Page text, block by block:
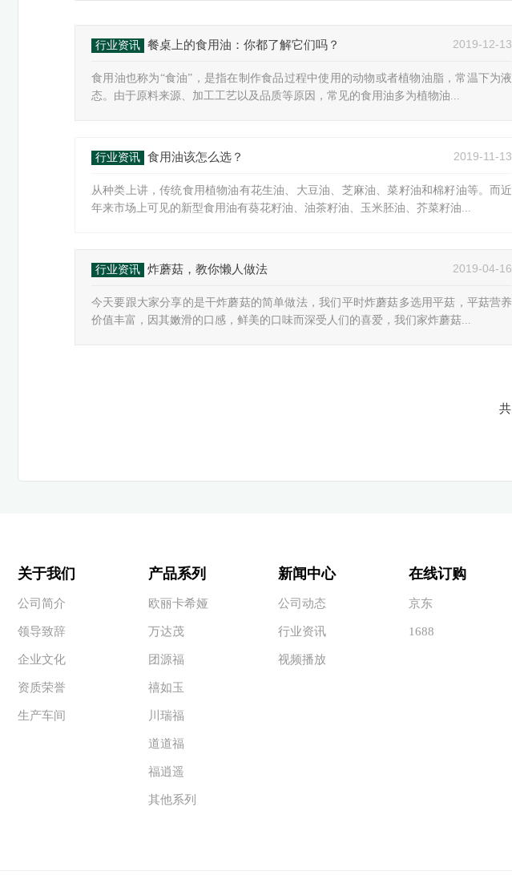
行业资讯 餐桌上的食用油：你都了解它们吗？ 2019-12-13
食用油也称为“食油”，是指在制作食品过程中使用的动物或者植物油脂，常温下为液
态。由于原料来源、加工工艺以及品质等原因，常见的食用油多为植物油...
行业资讯 食用油该怎么选？ 2019-11-13
从种类上讲，传统食用植物油有花生油、大豆油、芝麻油、菜籽油和棉籽油等。而近
年来市场上可见的新型食用油有葵花籽油、油茶籽油、玉米胚油、芥菜籽油...
行业资讯 炸蘑菇，教你懒人做法 2019-04-16
今天要跟大家分享的是干炸蘑菇的简单做法，我们平时炸蘑菇多选用平菇，平菇营养
价值丰富，因其嫩滑的口感，鲜美的口味而深受人们的喜爱，我们家炸蘑菇...
共
关于我们
公司简介
领导致辞
企业文化
资质荣誉
生产车间
产品系列
欧丽卡希娅
万达茂
团源福
禧如玉
川瑞福
道道福
福逍遥
其他系列
新闻中心
公司动态
行业资讯
视频播放
在线订购
京东
1688